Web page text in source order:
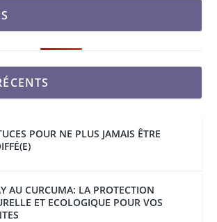
POUR NE PLUS JAMAIS ÊTRE
AU CURCUMA: LA PROTECTION
ET ECOLOGIQUE POUR VOS